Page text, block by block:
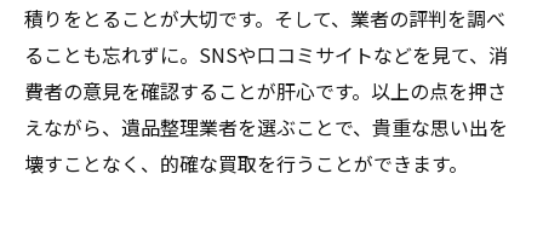
積りをとることが大切です。そして、業者の評判を調べ
ることも忘れずに。SNSや口コミサイトなどを見て、消
費者の意見を確認することが肝心です。以上の点を押さ
えながら、遺品整理業者を選ぶことで、貴重な思い出を
壊すことなく、的確な買取を行うことができます。